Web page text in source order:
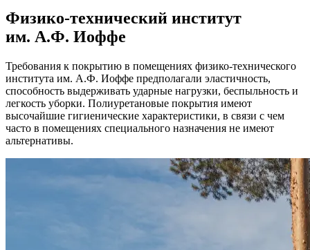
Физико-технический институт
им. А.Ф. Иоффе
Требования к покрытию в помещениях физико-технического
института им. А.Ф. Иоффе предполагали эластичность,
способность выдерживать ударные нагрузки, беспыльность и
легкость уборки. Полиуретановые покрытия имеют
высочайшие гигиенические характеристики, в связи с чем
часто в помещениях специального назначения не имеют
альтернативы.